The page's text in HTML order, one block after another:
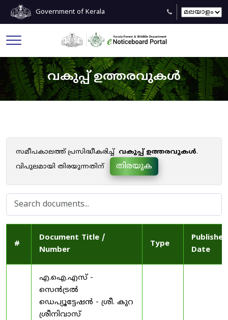
Government of Kerala
വകുപ്പ് ഉത്തരവുകൾ
സമീപകാലത്ത് പ്രസിദ്ധീകരിച്ച് വകുപ്പ് ഉത്തരവുകൾ.
വിപുലമായി തിരയുന്നതിന്
തിരയുക
#
Document Title /
Number
Type
Published
Date
എ.ഐ.എസ് -
സെൻട്രൽ
ഡെപ്യൂട്ടേഷൻ - ശ്രീ. കുറ
ശ്രീനിവാസ്